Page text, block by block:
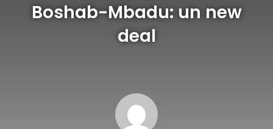
Boshab-Mbadu: un new
deal